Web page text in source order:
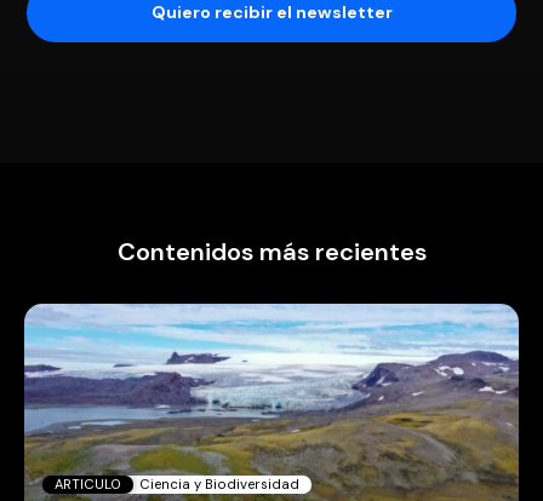
Contenidos más recientes
ARTICULO Ciencia y Biodiversidad